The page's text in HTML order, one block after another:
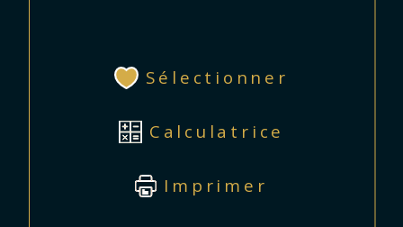
Sélectionner
Calculatrice
Imprimer